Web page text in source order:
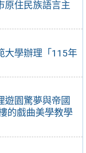
原住民族語言主
大學辦理「115年
遊園驚夢與帝國
的戲曲美學教學